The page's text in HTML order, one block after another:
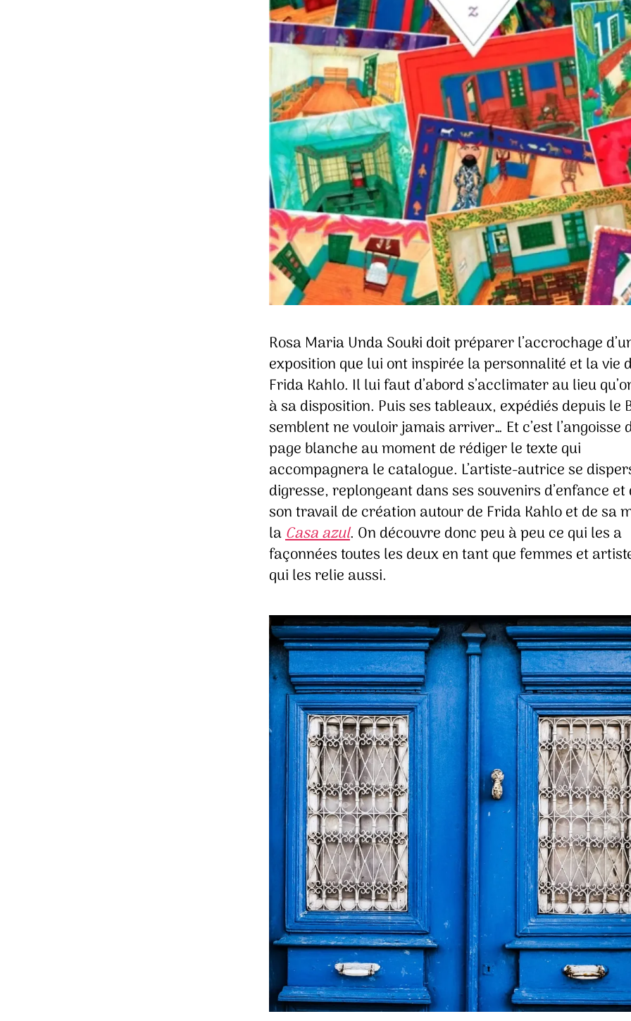
Rosa Maria Unda Souki doit préparer l’accrochage
exposition que lui ont inspirée la personnalité et la vie
Frida Kahlo. Il lui faut d’abord s’acclimater au lieu
à sa disposition. Puis ses tableaux, expédiés depuis le
semblent ne vouloir jamais arriver… Et c’est l’angoisse
page blanche au moment de rédiger le texte qui
accompagnera le catalogue. L’artiste-autrice se
digresse, replongeant dans ses souvenirs d’enfance et
son travail de création autour de Frida Kahlo et de sa
laCasa azul. On découvre donc peu à peu ce qui les a
façonnées toutes les deux en tant que femmes et
qui les relie aussi.